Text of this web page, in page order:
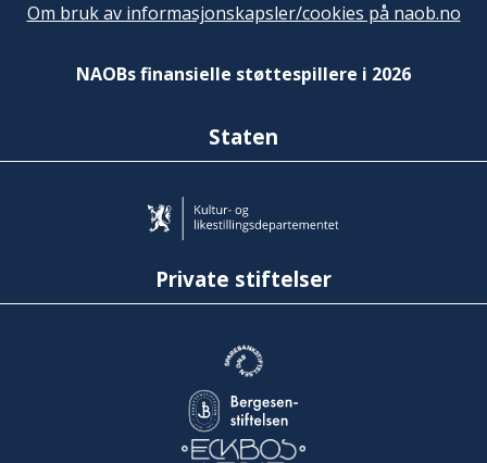
Om bruk av informasjonskapsler/cookies på naob.no
NAOBs finansielle støttespillere i 2026
Staten
Private stiftelser